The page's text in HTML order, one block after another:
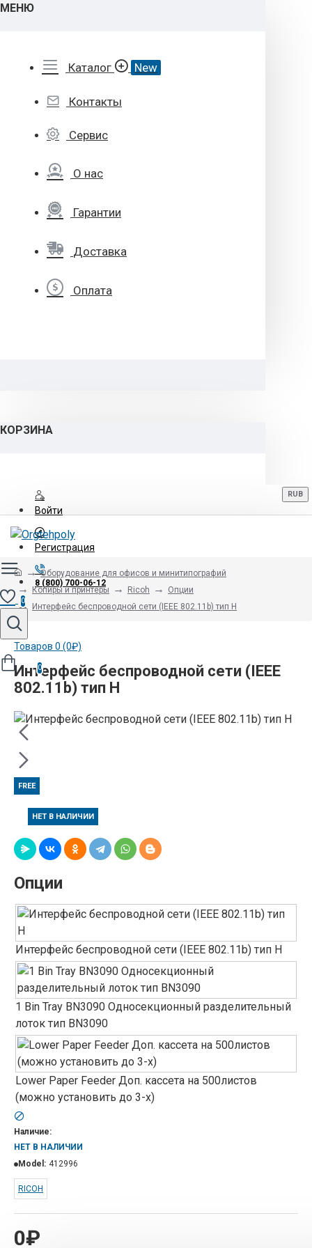
МЕНЮ
Каталог New
Контакты
Сервис
О нас
Гарантии
Доставка
Оплата
КОРЗИНА
Войти
Регистрация
8 (800) 700-06-12
RUB
0
Товаров 0 (0₽)
0
Оборудование для офисов и минитипографий
Копиры и принтеры
Ricoh
Опции
Интерфейс беспроводной сети (IEEE 802.11b) тип H
Интерфейс беспроводной сети (IEEE
802.11b) тип H
FREE
НЕТ В НАЛИЧИИ
Опции
Интерфейс беспроводной сети (IEEE 802.11b) тип H
1 Bin Tray BN3090 Односекционный разделительный
лоток тип BN3090
Lower Paper Feeder Доп. кассета на 500листов
(можно установить до 3-х)
0₽
Наличие:
НЕТ В НАЛИЧИИ
Model: 412996
RICOH